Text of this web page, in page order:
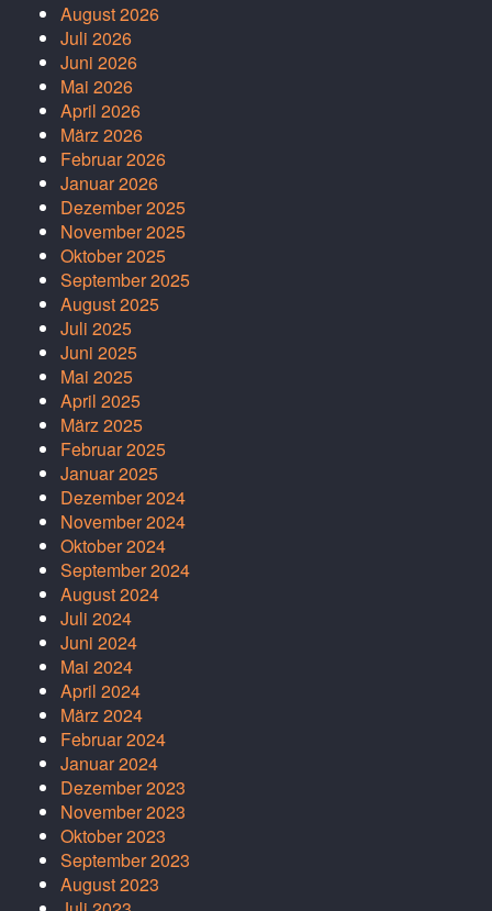
August 2026
Juli 2026
Juni 2026
Mai 2026
April 2026
März 2026
Februar 2026
Januar 2026
Dezember 2025
November 2025
Oktober 2025
September 2025
August 2025
Juli 2025
Juni 2025
Mai 2025
April 2025
März 2025
Februar 2025
Januar 2025
Dezember 2024
November 2024
Oktober 2024
September 2024
August 2024
Juli 2024
Juni 2024
Mai 2024
April 2024
März 2024
Februar 2024
Januar 2024
Dezember 2023
November 2023
Oktober 2023
September 2023
August 2023